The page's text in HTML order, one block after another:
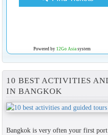
Powered by 12Go Asiasystem
10 BEST ACTIVITIES
IN BANGKOK
Bangkok is very often your first